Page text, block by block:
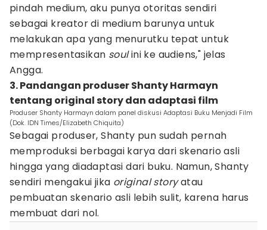
pindah medium, aku punya otoritas sendiri
sebagai kreator di medium barunya untuk
melakukan apa yang menurutku tepat untuk
mempresentasikan soulini ke audiens," jelas
Angga.
3. Pandangan produser Shanty Harmayn
tentang original story dan adaptasi film
Produser Shanty Harmayn dalam panel diskusi Adaptasi Buku Menjadi Film
(Dok. IDN Times/Elizabeth Chiquita)
Sebagai produser, Shanty pun sudah pernah
memproduksi berbagai karya dari skenario asli
hingga yang diadaptasi dari buku. Namun, Shanty
sendiri mengakui jika original storyatau
pembuatan skenario asli lebih sulit, karena harus
membuat dari nol.